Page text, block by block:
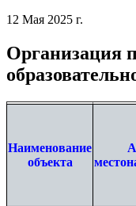
12 Мая 2025 г.
Организация
Наименование
объекта